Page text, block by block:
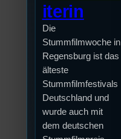
iterin
Die
Stummfilmwoche in
Regensburg ist das
älteste
Stummfilmfestivals
Deutschland und
wurde auch mit
dem deutschen